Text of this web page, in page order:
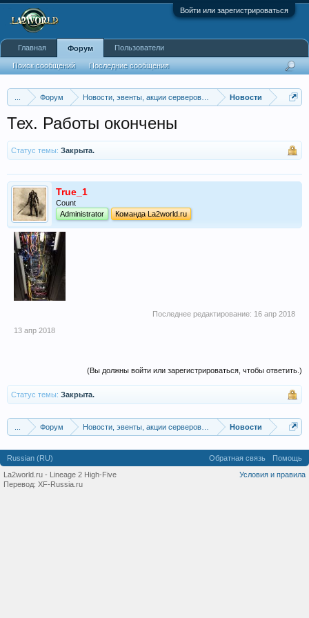
Войти или зарегистрироваться
Форум Новости, эвенты, акции серверов La2world.ruНовости
Тех. Работы окончены
Статус темы: Закрыта.
True_1
Count
Administrator
Команда La2world.ru
Последнее редактирование: 16 апр 2018
13 апр 2018
(Вы должны войти или зарегистрироваться, чтобы ответить.)
Статус темы: Закрыта.
Форум Новости, эвенты, акции серверов La2world.ruНовости
Главная Форум
Поиск сообщений Последние сообщения
Пользователи
Russian (RU) Обратная связь
Помощь
Условия и правила
La2world.ru - Lineage 2 High-Five
Перевод: XF-Russia.ru